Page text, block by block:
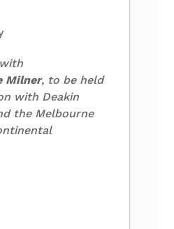
Milner, to be held
with Deakin
the Melbourne